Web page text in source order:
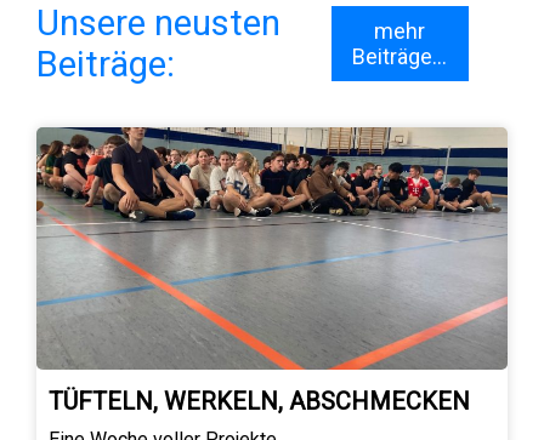
Unsere neusten
Beiträge:
mehr
Beiträge...
TÜFTELN, WERKELN, ABSCHMECKEN